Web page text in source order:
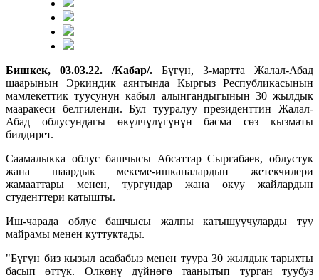
Бишкек, 03.03.22. /Кабар/. Бүгүн, 3-мартта Жалал-Абад
шаарынын Эркиндик аянтында Кыргыз Республикасынын
мамлекеттик туусунун кабыл алынгандыгынын 30 жылдык
мааракеси белгиленди. Бул тууралуу президенттин Жалал-
Абад облусундагы өкүлчүлүгүнүн басма сөз кызматы
билдирет.
Саамалыкка облус башчысы Абсаттар Сыргабаев, облустук
жана шаардык мекеме-ишканалардын жетекчилери
жамааттары менен, тургундар жана окуу жайлардын
студенттери катышты.
Иш-чарада облус башчысы жалпы катышуучуларды туу
майрамы менен куттуктады.
"Бүгүн биз кызыл асабабыз менен туура 30 жылдык тарыхты
басып өттүк. Өлкөнү дүйнөгө таанытып турган туубуз